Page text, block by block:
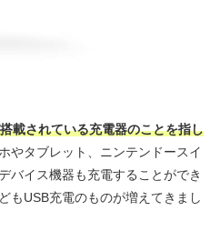
載されている充電器のことを指し
やタブレット、ニンテンドースイ
バイス機器も充電することができ
もUSB充電のものが増えてきまし